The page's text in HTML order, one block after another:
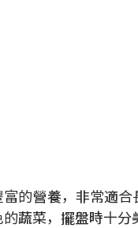
的營養，非常適
蔬菜，擺盤時十